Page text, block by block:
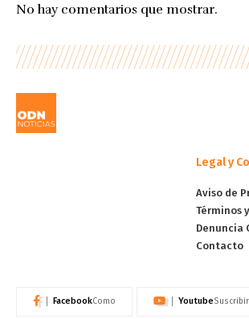
No hay comentarios que mostrar.
Legal y
Aviso de
Términos
Denuncia
Contacto
FacebookComo Youtube